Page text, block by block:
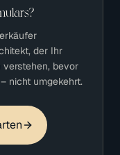
der Ihr
verstehen, bevor
nicht umgekehrt.